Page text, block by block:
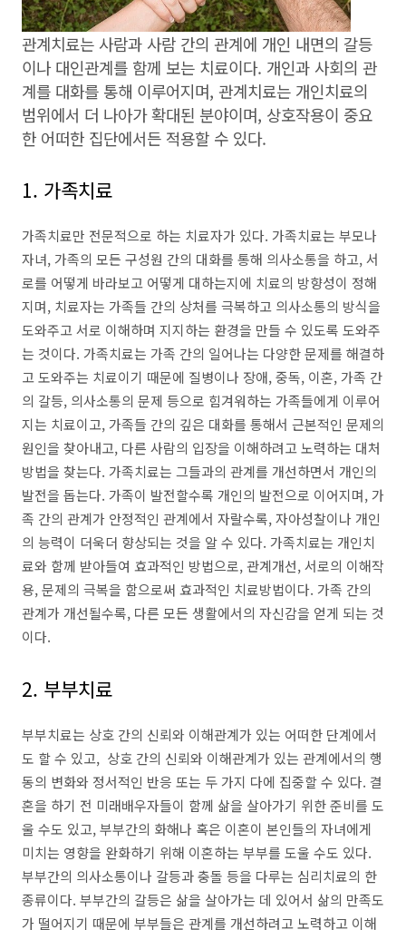
관계치료는 사람과 사람 간의 관계에 개인 내면의 갈등
이나 대인관계를 함께 보는 치료이다. 개인과 사회의 관
계를 대화를 통해 이루어지며, 관계치료는 개인치료의
범위에서 더 나아가 확대된 분야이며, 상호작용이 중요
한 어떠한 집단에서든 적용할 수 있다.
1. 가족치료
가족치료만 전문적으로 하는 치료자가 있다. 가족치료는 부모나
자녀, 가족의 모든 구성원 간의 대화를 통해 의사소통을 하고, 서
로를 어떻게 바라보고 어떻게 대하는지에 치료의 방향성이 정해
지며, 치료자는 가족들 간의 상처를 극복하고 의사소통의 방식을
도와주고 서로 이해하며 지지하는 환경을 만들 수 있도록 도와주
는 것이다. 가족치료는 가족 간의 일어나는 다양한 문제를 해결하
고 도와주는 치료이기 때문에 질병이나 장애, 중독, 이혼, 가족 간
의 갈등, 의사소통의 문제 등으로 힘겨워하는 가족들에게 이루어
지는 치료이고, 가족들 간의 깊은 대화를 통해서 근본적인 문제의
원인을 찾아내고, 다른 사람의 입장을 이해하려고 노력하는 대처
방법을 찾는다. 가족치료는 그들과의 관계를 개선하면서 개인의
발전을 돕는다. 가족이 발전할수록 개인의 발전으로 이어지며, 가
족 간의 관계가 안정적인 관계에서 자랄수록, 자아성찰이나 개인
의 능력이 더욱더 향상되는 것을 알 수 있다. 가족치료는 개인치
료와 함께 받아들여 효과적인 방법으로, 관계개선, 서로의 이해작
용, 문제의 극복을 함으로써 효과적인 치료방법이다. 가족 간의
관계가 개선될수록, 다른 모든 생활에서의 자신감을 얻게 되는 것
이다.
2. 부부치료
부부치료는 상호 간의 신뢰와 이해관계가 있는 어떠한 단계에서
도 할 수 있고, 상호 간의 신뢰와 이해관계가 있는 관계에서의 행
동의 변화와 정서적인 반응 또는 두 가지 다에 집중할 수 있다. 결
혼을 하기 전 미래배우자들이 함께 삶을 살아가기 위한 준비를 도
울 수도 있고, 부부간의 화해나 혹은 이혼이 본인들의 자녀에게
미치는 영향을 완화하기 위해 이혼하는 부부를 도울 수도 있다.
부부간의 의사소통이나 갈등과 충돌 등을 다루는 심리치료의 한
종류이다. 부부간의 갈등은 삶을 살아가는 데 있어서 삶의 만족도
가 떨어지기 때문에 부부들은 관계를 개선하려고 노력하고 이해